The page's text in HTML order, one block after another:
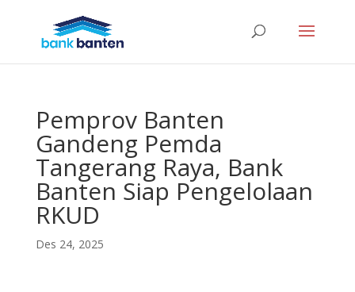
Pemprov Banten
Gandeng Pemda
Tangerang Raya, Bank
Banten Siap Pengelolaan
RKUD
Des 24, 2025